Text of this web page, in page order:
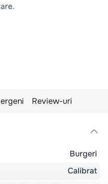
Review-uri
Burgeri
Calibrat